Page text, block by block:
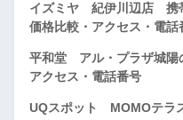
イズミヤ 紀伊川辺店 携
価格比較・アクセス・電話
平和堂 アル・プラザ城陽
アクセス・電話番号
UQスポット MOMOテラ